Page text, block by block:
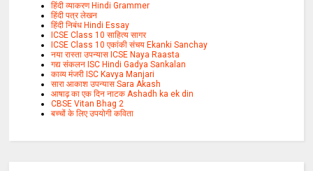
हिंदी व्याकरण Hindi Grammer
हिंदी पत्र लेखन
हिंदी निबंध Hindi Essay
ICSE Class 10 साहित्य सागर
ICSE Class 10 एकांकी संचय Ekanki Sanchay
नया रास्ता उपन्यास ICSE Naya Raasta
गद्य संकलन ISC Hindi Gadya Sankalan
काव्य मंजरी ISC Kavya Manjari
सारा आकाश उपन्यास Sara Akash
आषाढ़ का एक दिन नाटक Ashadh ka ek din
CBSE Vitan Bhag 2
बच्चों के लिए उपयोगी कविता